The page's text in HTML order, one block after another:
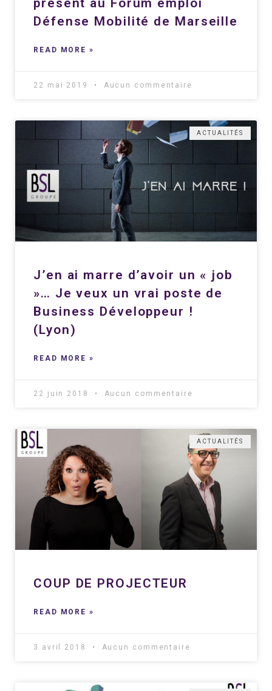
présent au Forum emploi
Défense Mobilité de Marseille
READ MORE »
22 mai 2019 Aucun commentaire
ACTUALITÉS
J’en ai marre d’avoir un « job
»… Je veux un vrai poste de
Business Développeur !
(Lyon)
READ MORE »
22 juin 2018 Aucun commentaire
ACTUALITÉS
COUP DE PROJECTEUR
READ MORE »
3 avril 2018 Aucun commentaire